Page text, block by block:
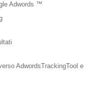
Adwords ™
AdwordsTrackingTool e